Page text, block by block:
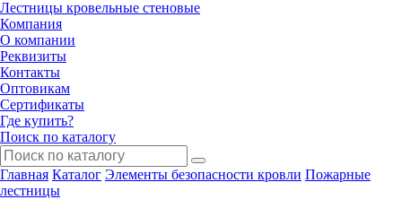
Лестницы кровельные стеновые
Компания
О компании
Реквизиты
Контакты
Оптовикам
Сертификаты
Где купить?
Поиск по каталогу
Главная Каталог Элементы безопасности кровли Пожарные
лестницы